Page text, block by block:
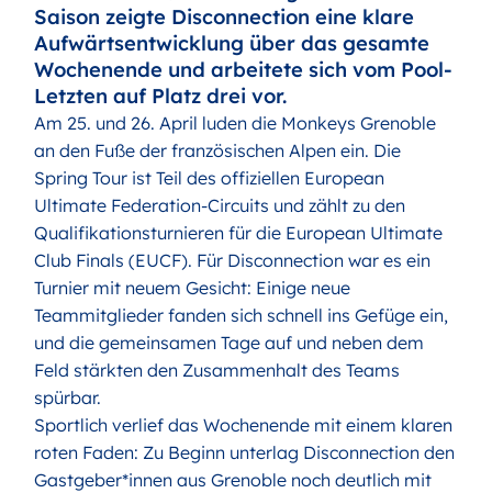
Saison zeigte Disconnection eine klare
Aufwärtsentwicklung über das gesamte
Wochenende und arbeitete sich vom Pool-
Letzten auf Platz drei vor.
Am 25. und 26. April luden die Monkeys Grenoble
an den Fuße der französischen Alpen ein. Die
Spring Tour ist Teil des offiziellen European
Ultimate Federation-Circuits und zählt zu den
Qualifikationsturnieren für die European Ultimate
Club Finals (EUCF). Für Disconnection war es ein
Turnier mit neuem Gesicht: Einige neue
Teammitglieder fanden sich schnell ins Gefüge ein,
und die gemeinsamen Tage auf und neben dem
Feld stärkten den Zusammenhalt des Teams
spürbar.
Sportlich verlief das Wochenende mit einem klaren
roten Faden: Zu Beginn unterlag Disconnection den
Gastgeber*innen aus Grenoble noch deutlich mit